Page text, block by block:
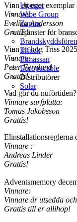
Uponor
Wibe Group
Zaptec
Tjänster för
Elfack
Elmässan
Europacable
Distributörer
Solar
Vinn ett eget
Vinnare:
Evelina Andersson
Grattis!
Vinn en hög Triss
Vinnare:
Peter Fernlund
Grattis!
Vad gör du
Vinnare surfplatta:
Tomas Jakobsson
Grattis!
Elinstallationsreglerna
Vinnare :
Andreas Linder
Grattis!
Adventsmemory
Vinnare:
Vinnare är utsedda
Grattis till er allihop!